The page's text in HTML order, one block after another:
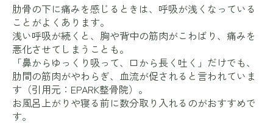
肋骨の下に痛みを感じるときは、呼吸が浅くなっている
ことがよくあります。
浅い呼吸が続くと、胸や背中の筋肉がこわばり、痛みを
悪化させてしまうことも。
「鼻からゆっくり吸って、口から長く吐く」だけでも、
肋間の筋肉がやわらぎ、血流が促されると言われていま
す（引用元： EPARK整骨院）。
お風呂上がりや寝る前に数分取り入れるのがおすすめで
す。